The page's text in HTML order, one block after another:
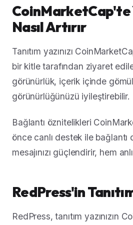
CoinMarketCap'te
Nasıl Artırır
Tanıtım yazınızı
bir kitle tarafından ziyaret
görünürlük, içerik içinde
görünürlüğünüzü iyileştirebilir.
Bağlantı öznitelikleri
önce canlı destek ile
mesajınızı güçlendirir, hem
RedPress'in
RedPress, tanıtım yazınızın